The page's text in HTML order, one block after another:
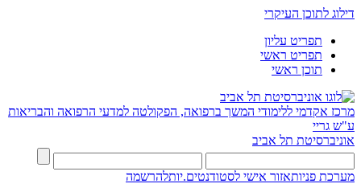
דילוג לתוכן העיקרי
תפריט עליון
תפריט ראשי
תוכן ראשי
מרכז אקדמי ללימודי המשך ברפואה, הפקולטה למדעי הרפואה והבריאות
ע"ש גריי
אוניברסיטת תל אביב
מערכת פניותאזור אישי לסטודנטים.יותלהרשמה